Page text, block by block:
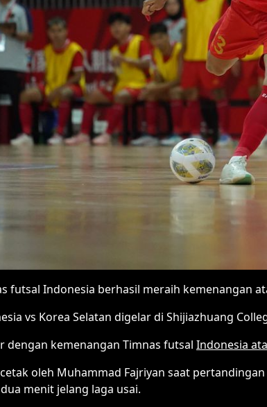
futsal Indonesia berhasil meraih kemenangan
vs Korea Selatan digelar di Shijiazhuang
dengan kemenangan Timnas futsal Indonesia
oleh Muhammad Fajriyan saat
menit jelang laga usai.